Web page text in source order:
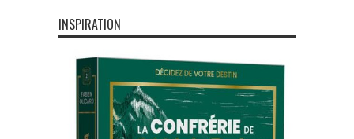
INSPIRATION